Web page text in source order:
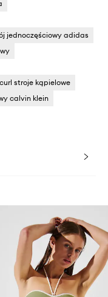
jednoczęściowy adidas
stroje kąpielowe
calvin klein